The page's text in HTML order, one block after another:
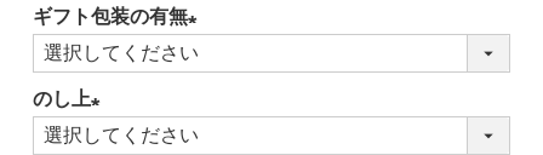
須)
ギフト包装の有無
(必
のし上
(必